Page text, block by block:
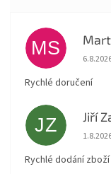
MS
Rychlé doručení
JZ Jiří
Rychlé dodání